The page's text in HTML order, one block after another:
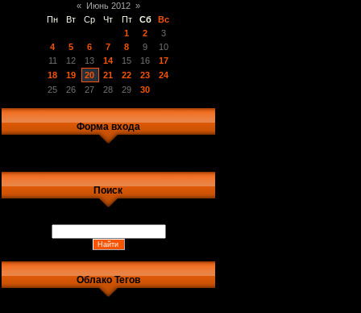
« Июнь 2012 »
Пн
Вт Ср Чт Пт Сб
Вс
1
2
3
4
5 6 7 8 9
10
11
12 13 14 15 16
17
18
19 20 21 22 23
24
25
26 27 28 29 30
Форма входа
Поиск
Облако Тегов